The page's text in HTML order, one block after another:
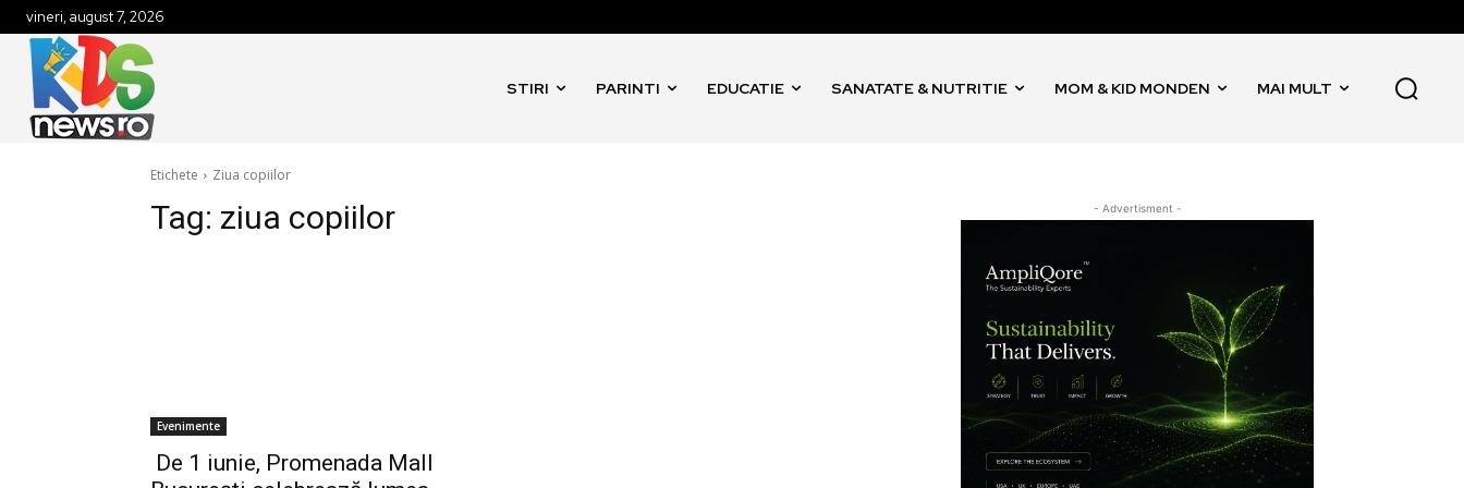
vineri, august 7, 2026
STIRI PARINTI EDUCATIE SANATATE & NUTRITIE MOM & KID MONDEN MAI MULT
Etichete Ziua copiilor
Tag: ziua copiilor
Evenimente
De 1 iunie, Promenada Mall
- Advertisment -